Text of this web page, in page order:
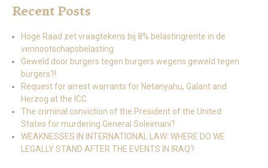
Recent Posts
Hoge Raad zet vraagtekens bij 8% belastingrente in de
vennootschapsbelasting
Geweld door burgers tegen burgers wegens geweld tegen
burgers?!
Request for arrest warrants for Netanyahu, Galant and
Herzog at the ICC
The criminal conviction of the President of the United
States for murdering General Soleimani?
WEAKNESSES IN INTERNATIONAL LAW: WHERE DO WE
LEGALLY STAND AFTER THE EVENTS IN IRAQ?